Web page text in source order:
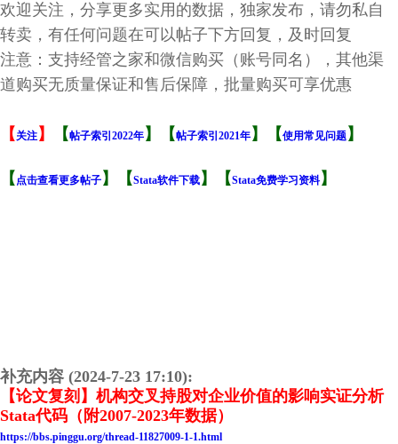
欢迎关注，分享更多实用的数据，独家发布，请勿私自
转卖，有任何问题在可以帖子下方回复，及时回复
注意：支持经管之家和微信购买（账号同名），其他渠
道购买无质量保证和售后保障，批量购买可享优惠
【 关注 】 【帖子索引2022年 】【帖子索引2021年 】【使用常见问题 】
【 点击查看更多帖子 】【Stata软件下载 】【Stata免费学习资料 】
补充内容 (2024-7-23 17:10):
【论文复刻】机构交叉持股对企业价值的影响实证分析
Stata代码（附2007-2023年数据）
https://bbs.pinggu.org/thread-11827009-1-1.html